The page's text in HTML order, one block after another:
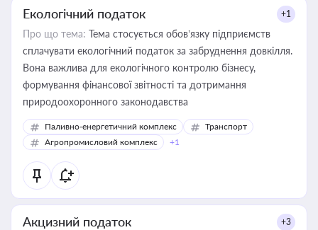
Екологічний податок +1
Про що тема: Тема стосується обов’язку підприємств
сплачувати екологічний податок за забруднення довкілля.
Вона важлива для екологічного контролю бізнесу,
формування фінансової звітності та дотримання
природоохоронного законодавства
Паливно-енергетичний комплекс
Транспорт
Агропромисловий комплекс
+1
Акцизний податок +3